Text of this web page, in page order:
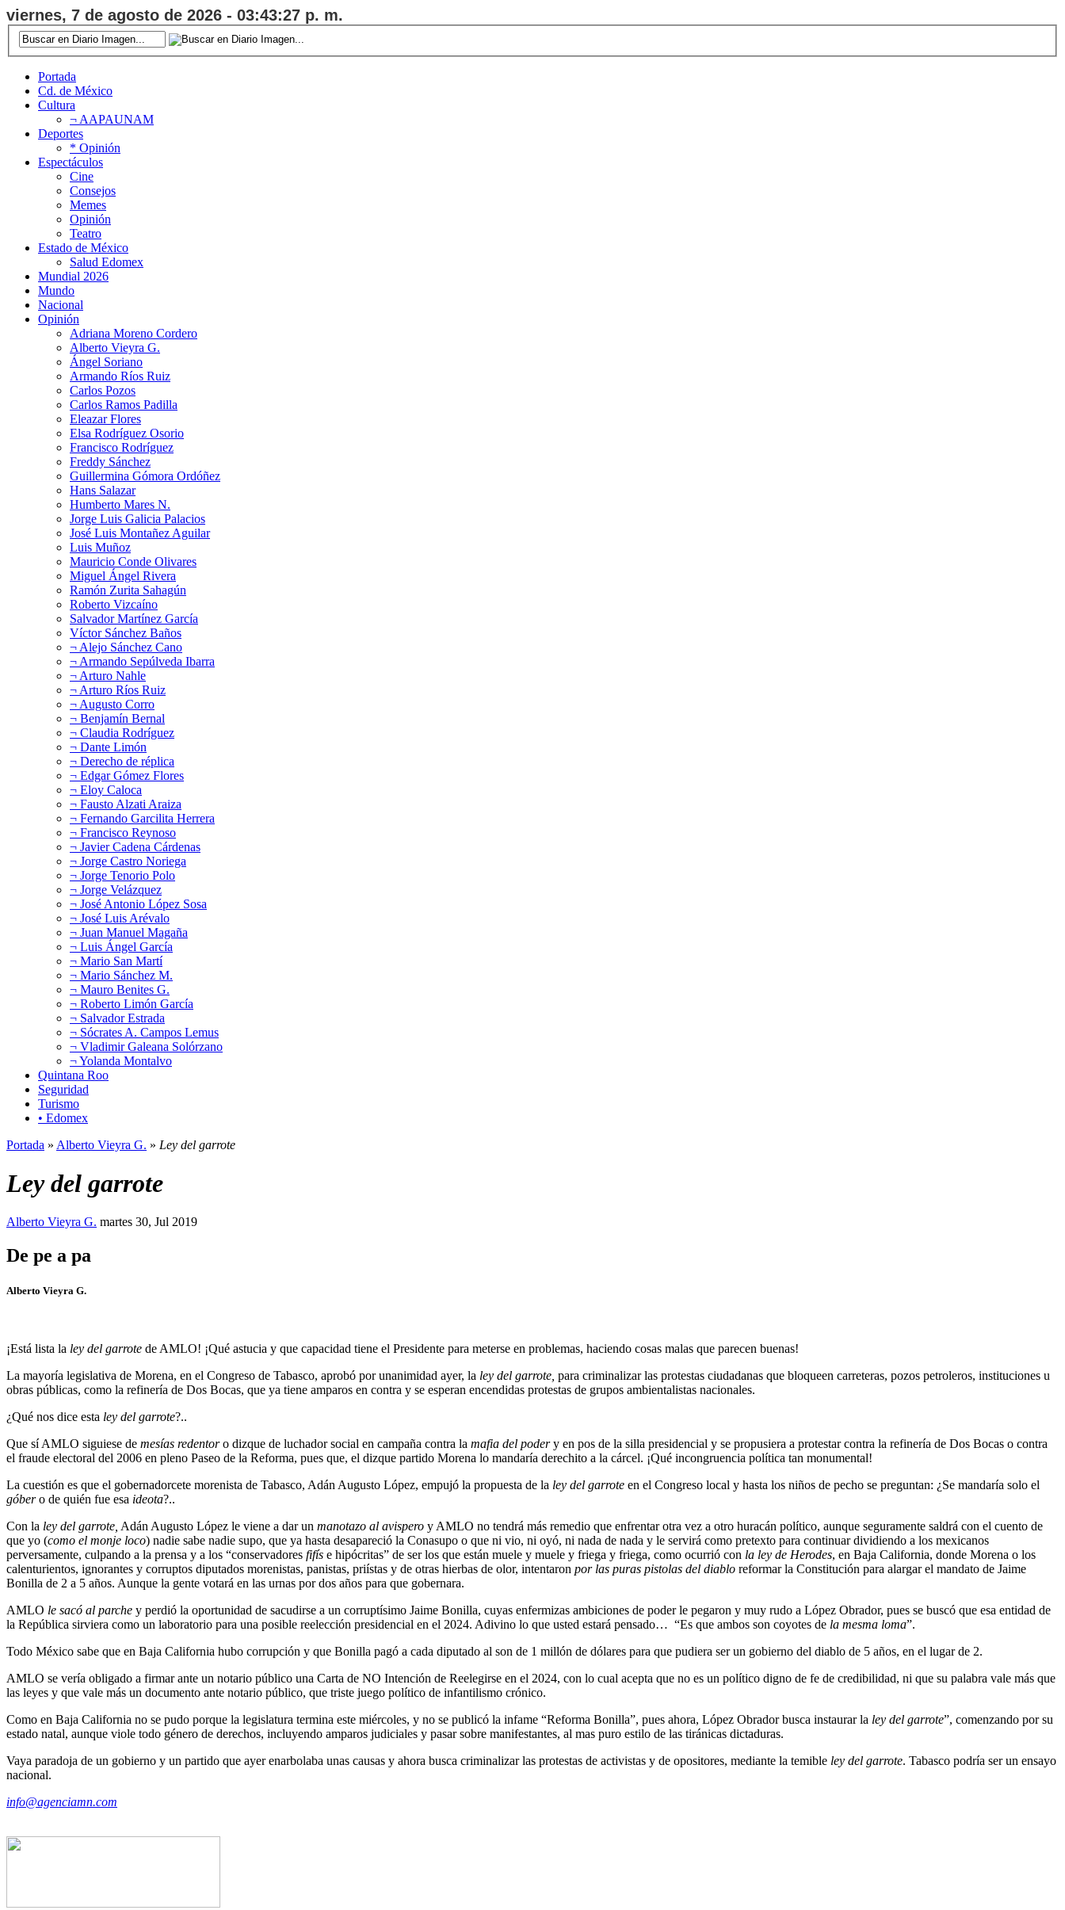
viernes, 7 de agosto de 2026 - 03:43:28 p. m.
Portada
Cd. de México
Cultura
¬ AAPAUNAM
Deportes
* Opinión
Espectáculos
Cine
Consejos
Memes
Opinión
Teatro
Estado de México
Salud Edomex
Mundial 2026
Mundo
Nacional
Opinión
Adriana Moreno Cordero
Alberto Vieyra G.
Ángel Soriano
Armando Ríos Ruiz
Carlos Pozos
Carlos Ramos Padilla
Eleazar Flores
Elsa Rodríguez Osorio
Francisco Rodríguez
Freddy Sánchez
Guillermina Gómora Ordóñez
Hans Salazar
Humberto Mares N.
Jorge Luis Galicia Palacios
José Luis Montañez Aguilar
Luis Muñoz
Mauricio Conde Olivares
Miguel Ángel Rivera
Ramón Zurita Sahagún
Roberto Vizcaíno
Salvador Martínez García
Víctor Sánchez Baños
¬ Alejo Sánchez Cano
¬ Armando Sepúlveda Ibarra
¬ Arturo Nahle
¬ Arturo Ríos Ruiz
¬ Augusto Corro
¬ Benjamín Bernal
¬ Claudia Rodríguez
¬ Dante Limón
¬ Derecho de réplica
¬ Edgar Gómez Flores
¬ Eloy Caloca
¬ Fausto Alzati Araiza
¬ Fernando Garcilita Herrera
¬ Francisco Reynoso
¬ Javier Cadena Cárdenas
¬ Jorge Castro Noriega
¬ Jorge Tenorio Polo
¬ Jorge Velázquez
¬ José Antonio López Sosa
¬ José Luis Arévalo
¬ Juan Manuel Magaña
¬ Luis Ángel García
¬ Mario San Martí
¬ Mario Sánchez M.
¬ Mauro Benites G.
¬ Roberto Limón García
¬ Salvador Estrada
¬ Sócrates A. Campos Lemus
¬ Vladimir Galeana Solórzano
¬ Yolanda Montalvo
Quintana Roo
Seguridad
Turismo
• Edomex
Portada » Alberto Vieyra G. » Ley del garrote
Ley del garrote
Alberto Vieyra G. martes 30, Jul 2019
De pe a pa
Alberto Vieyra G.
¡Está lista la ley del garrote de AMLO! ¡Qué astucia y que capacidad tiene el Presidente para meterse en problemas, haciendo cosas malas que parecen buenas!
La mayoría legislativa de Morena, en el Congreso de Tabasco, aprobó por unanimidad ayer, la ley del garrote, para criminalizar las protestas ciudadanas que bloqueen carreteras, pozos petroleros, instituciones u
obras públicas, como la refinería de Dos Bocas, que ya tiene amparos en contra y se esperan encendidas protestas de grupos ambientalistas nacionales.
¿Qué nos dice esta ley del garrote?..
Que sí AMLO siguiese de mesías redentoro dizque de luchador social en campaña contra la mafia del podery en pos de la silla presidencial y se propusiera a protestar contra la refinería de Dos Bocas o contra
el fraude electoral del 2006 en pleno Paseo de la Reforma, pues que, el dizque partido Morena lo mandaría derechito a la cárcel. ¡Qué incongruencia política tan monumental!
La cuestión es que el gobernadorcete morenista de Tabasco, Adán Augusto López, empujó la propuesta de la ley del garrote en el Congreso local y hasta los niños de pecho se preguntan: ¿Se mandaría solo el
góbero de quién fue esa ideota?..
Con la ley del garrote, Adán Augusto López le viene a dar un manotazo al avispero y AMLO no tendrá más remedio que enfrentar otra vez a otro huracán político, aunque seguramente saldrá con el cuento de
que yo (como el monje loco) nadie sabe nadie supo, que ya hasta desapareció la Conasupo o que ni vio, ni oyó, ni nada de nada y le servirá como pretexto para continuar dividiendo a los mexicanos
perversamente, culpando a la prensa y a los “conservadores fifís e hipócritas” de ser los que están muele y muele y friega y friega, como ocurrió con la ley de Herodes, en Baja California, donde Morena o los
calenturientos, ignorantes y corruptos diputados morenistas, panistas, priístas y de otras hierbas de olor, intentaron por las puras pistolas del diablo reformar la Constitución para alargar el mandato de Jaime
Bonilla de 2 a 5 años. Aunque la gente votará en las urnas por dos años para que gobernara.
AMLO le sacó al parche y perdió la oportunidad de sacudirse a un corruptísimo Jaime Bonilla, cuyas enfermizas ambiciones de poder le pegaron y muy rudo a López Obrador, pues se buscó que esa entidad de
la República sirviera como un laboratorio para una posible reelección presidencial en el 2024. Adivino lo que usted estará pensado… “Es que ambos son coyotes de la mesma loma”.
Todo México sabe que en Baja California hubo corrupción y que Bonilla pagó a cada diputado al son de 1 millón de dólares para que pudiera ser un gobierno del diablo de 5 años, en el lugar de 2.
AMLO se vería obligado a firmar ante un notario público una Carta de NO Intención de Reelegirse en el 2024, con lo cual acepta que no es un político digno de fe de credibilidad, ni que su palabra vale más que
las leyes y que vale más un documento ante notario público, que triste juego político de infantilismo crónico.
Como en Baja California no se pudo porque la legislatura termina este miércoles, y no se publicó la infame “Reforma Bonilla”, pues ahora, López Obrador busca instaurar la ley del garrote”, comenzando por su
estado natal, aunque viole todo género de derechos, incluyendo amparos judiciales y pasar sobre manifestantes, al mas puro estilo de las tiránicas dictaduras.
Vaya paradoja de un gobierno y un partido que ayer enarbolaba unas causas y ahora busca criminalizar las protestas de activistas y de opositores, mediante la temible ley del garrote. Tabasco podría ser un ensayo
nacional.
info@agenciamn.com